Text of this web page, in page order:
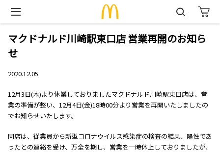
マクドナルド川崎駅東口店 営業再開のお知ら
せ
2020.12.05
12月3日(木)より休業しておりましたマクドナルド川崎駅東口店は、営
業の準備が整い、12月4日(金)18時00分より営業を再開いたしましたの
でお知らせいたします。
同店は、従業員から新型コロナウイルス感染症の検査の結果、陽性であ
ったとの連絡を受け、万全を期し、営業を一時休止しておりましたが、